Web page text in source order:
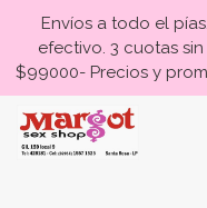
Envíos a todo el
efectivo. 3 cuotas
$99000- Precios y